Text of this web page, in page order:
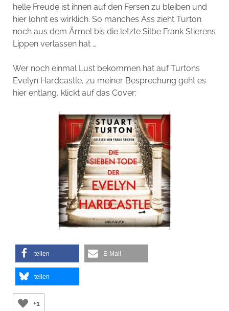
helle Freude ist ihnen auf den Fersen zu bleiben und
hier lohnt es wirklich. So manches Ass zieht Turton
noch aus dem Ärmel bis die letzte Silbe Frank Stierens
Lippen verlassen hat …
Wer noch einmal Lust bekommen hat auf Turtons
Evelyn Hardcastle, zu meiner Besprechung geht es
hier entlang, klickt auf das Cover:
teilen E-Mail
teilen
+1